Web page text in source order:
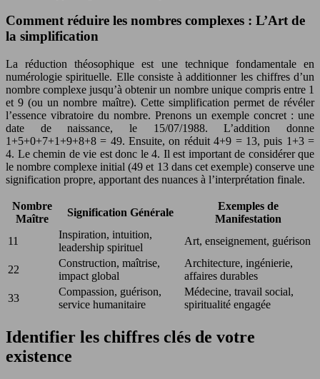
Comment réduire les nombres complexes : L’Art de
la simplification
La réduction théosophique est une technique fondamentale en
numérologie spirituelle. Elle consiste à additionner les chiffres d’un
nombre complexe jusqu’à obtenir un nombre unique compris entre 1
et 9 (ou un nombre maître). Cette simplification permet de révéler
l’essence vibratoire du nombre. Prenons un exemple concret : une
date de naissance, le 15/07/1988. L’addition donne
1+5+0+7+1+9+8+8 = 49. Ensuite, on réduit 4+9 = 13, puis 1+3 =
4. Le chemin de vie est donc le 4. Il est important de considérer que
le nombre complexe initial (49 et 13 dans cet exemple) conserve une
signification propre, apportant des nuances à l’interprétation finale.
Nombre
Maître
Signification Générale
Exemples de
Manifestation
11
Inspiration, intuition,
leadership spirituel
Art, enseignement, guérison
22
Construction, maîtrise,
impact global
Architecture, ingénierie,
affaires durables
33
Compassion, guérison,
service humanitaire
Médecine, travail social,
spiritualité engagée
Identifier les chiffres clés de votre
existence